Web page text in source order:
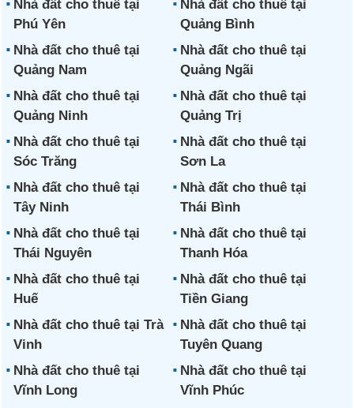
Nhà đất cho thuê tại
Phú Yên
Nhà đất cho thuê tại
Quảng Bình
Nhà đất cho thuê tại
Quảng Nam
Nhà đất cho thuê tại
Quảng Ngãi
Nhà đất cho thuê tại
Quảng Ninh
Nhà đất cho thuê tại
Quảng Trị
Nhà đất cho thuê tại
Sóc Trăng
Nhà đất cho thuê tại
Sơn La
Nhà đất cho thuê tại
Tây Ninh
Nhà đất cho thuê tại
Thái Bình
Nhà đất cho thuê tại
Thái Nguyên
Nhà đất cho thuê tại
Thanh Hóa
Nhà đất cho thuê tại
Huế
Nhà đất cho thuê tại
Tiền Giang
Nhà đất cho thuê tại Trà
Vinh
Nhà đất cho thuê tại
Tuyên Quang
Nhà đất cho thuê tại
Vĩnh Long
Nhà đất cho thuê tại
Vĩnh Phúc